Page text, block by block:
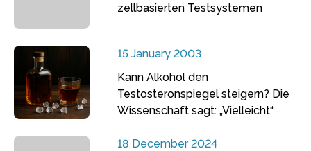
zellbasierten Testsystemen
15 January 2003
Kann Alkohol den
Testosteronspiegel steigern? Die
Wissenschaft sagt: „Vielleicht“
18 December 2024